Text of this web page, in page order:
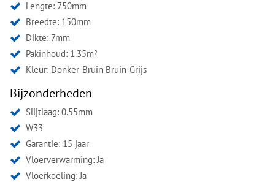
Lengte: 750mm
Breedte: 150mm
Dikte: 7mm
Pakinhoud: 1.35m2
Kleur: Donker-Bruin Bruin-Grijs
Bijzonderheden
Slijtlaag: 0.55mm
W33
Garantie: 15 jaar
Vloerverwarming: Ja
Vloerkoeling: Ja